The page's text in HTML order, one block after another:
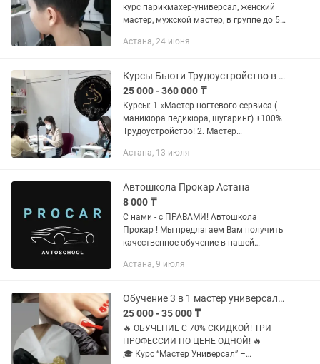
курс парикмахер-универсал, женский
мастер, мужской мастер, в группе до 5
Оплата наличные, Haluk банк, Каспий
Астана, 24 июня
Курсы Бьюти Трудоустройство в Салон!
25 000 - 360 000 ₸
Курсы: 1 «Мастер ногтевого сервиса (
маникюра педикюра, шугаринг) +100%
Трудоустройство! 2. Мастер
ламинирование ресниц и бровей,
Астана, 13 июля
Автошкола Прокар Астана
8 000 ₸
С нами - с ПРАВАМИ! Автошкола
Прокар ! Мы предлагаем Вам получить
качественное обучение в нашей
преподаватели и инструкторы
экзаменов в...
Астана, 9 июля
Обучение 3 в 1 мастер универсал для салона
25 000 - 35 000 ₸
🔥 ОБУЧЕНИЕ С 70% СКИДКОЙ! ТРИ
ПРОФЕССИИ ПО ЦЕНЕ ОДНОЙ! 🔥⠀ ⠀
🎓 Курс “Мастер Универсал” –